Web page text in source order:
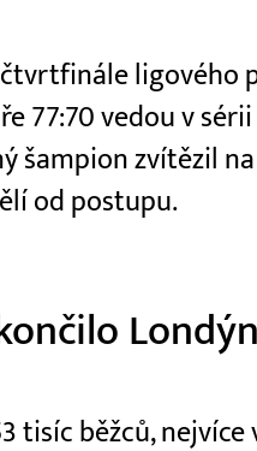
ligového
77:70 vedou v
šampion zvítězil
od postupu.
tisíc běžců, nejvíce